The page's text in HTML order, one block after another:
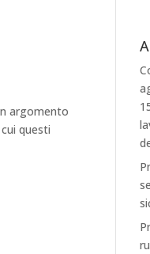
argomento
questi